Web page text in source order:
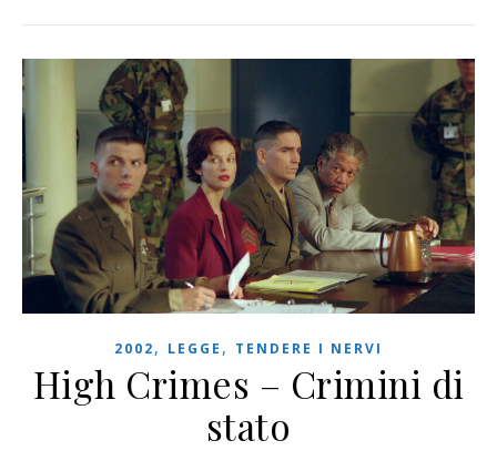
2002, LEGGE , TENDERE I NERVI
High Crimes – Crimini di
stato